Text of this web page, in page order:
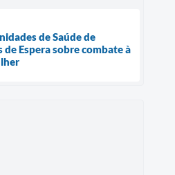
de Saúde de
de Espera sobre combate à